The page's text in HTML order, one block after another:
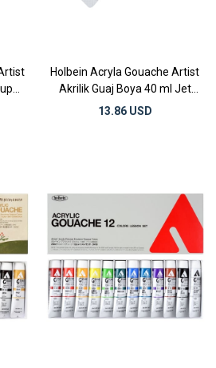
Holbein Acryla Gouache Artist
Akrilik Guaj Boya 40 ml Jet
Black
13.86 USD